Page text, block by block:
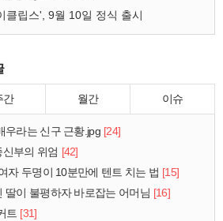
클립스', 9월 10일 정식 출시
간 월간 이슈
우라는 신구 근황.jpg [24]
부의 위엄 [42]
자 두명이 10분만에 텐트 치는 법 [15]
딸이 불평하자 바로잡는 어머님 [16]
트 [31]